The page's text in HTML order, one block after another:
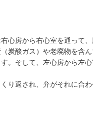
心房から右心室を通って
炭酸ガス）や老廃物を含
。そして、左心房から左心
り返され、弁がそれに合